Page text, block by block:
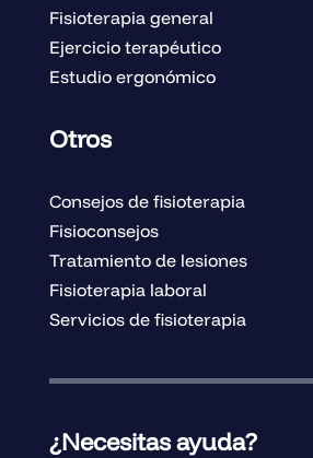
Fisioterapia general
Ejercicio terapéutico
Estudio ergonómico
Otros
Consejos de fisioterapia
Fisioconsejos
Tratamiento de lesiones
Fisioterapia laboral
Servicios de fisioterapia
¿Necesitas ayuda?